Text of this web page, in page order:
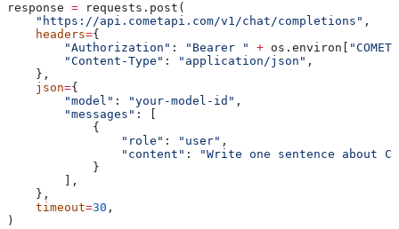
response = requests.post(
    "https://api.cometapi.com/v1/chat/completions"
,
    headers
={
        "Authorization"
: "Bearer " + os.environ[
        "Content-Type"
: "application/json" ,
    },
    json
={
        "model"
: "your-model-id" ,
        "messages"
: [
            {
                "role"
: "user" ,
                "content"
:
"Write one sentence about
            }
        ],
    },
    timeout
=30 ,
)